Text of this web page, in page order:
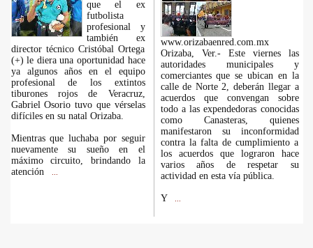
que el ex
futbolista
profesional y
también ex
director técnico Cristóbal Ortega
(+) le diera una oportunidad hace
ya algunos años en el equipo
profesional de los extintos
tiburones rojos de Veracruz,
Gabriel Osorio tuvo que vérselas
difíciles en su natal Orizaba.
Mientras que luchaba por seguir
nuevamente su sueño en el
máximo circuito, brindando la
atención
www.orizabaenred.com.mx
Orizaba, Ver.- Este viernes las
autoridades municipales y
comerciantes que se ubican en la
calle de Norte 2, deberán llegar a
acuerdos que convengan sobre
todo a las expendedoras conocidas
como Canasteras, quienes
manifestaron su inconformidad
contra la falta de cumplimiento a
los acuerdos que lograron hace
varios años de respetar su
actividad en esta vía pública.
Y